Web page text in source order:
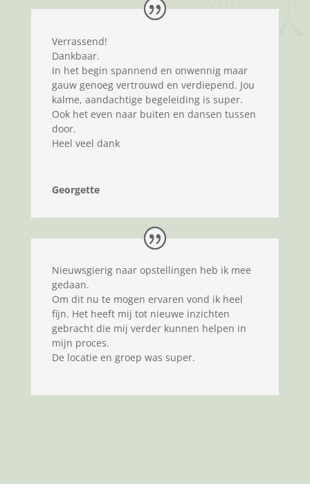
Verrassend!
Dankbaar.
In het begin spannend en onwennig maar
gauw genoeg vertrouwd en verdiepend. Jou
kalme, aandachtige begeleiding is super.
Ook het even naar buiten en dansen tussen
door.
Heel veel dank
Georgette
Nieuwsgierig naar opstellingen heb ik mee
gedaan.
Om dit nu te mogen ervaren vond ik heel
fijn. Het heeft mij tot nieuwe inzichten
gebracht die mij verder kunnen helpen in
mijn proces.
De locatie en groep was super.